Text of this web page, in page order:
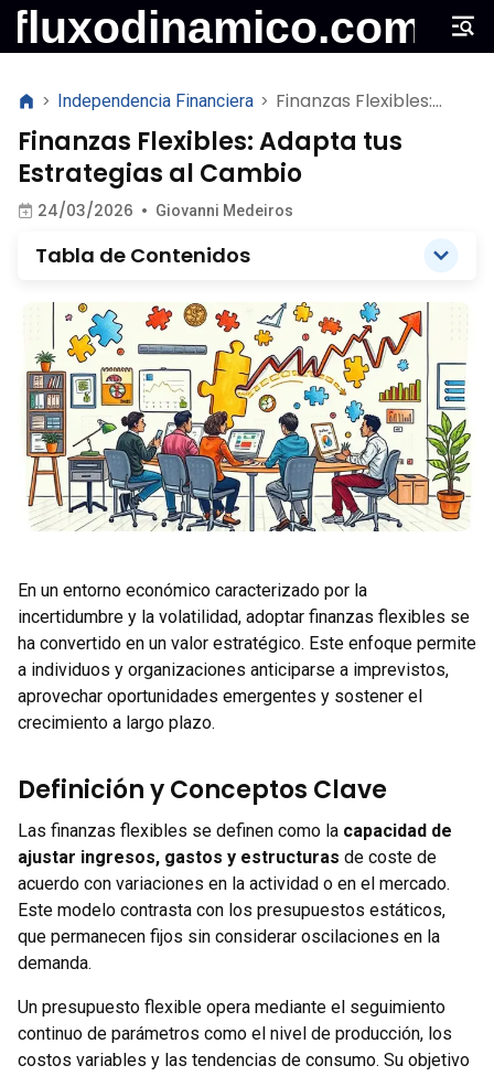
> Independencia Financiera > Finanzas Flexibles:
Adapta tus Estrategias
al Cambio
Finanzas Flexibles: Adapta tus
Estrategias al Cambio
24/03/2026 • Giovanni Medeiros
Tabla de Contenidos
En un entorno económico caracterizado por la
incertidumbre y la volatilidad, adoptar finanzas flexibles se
ha convertido en un valor estratégico. Este enfoque permite
a individuos y organizaciones anticiparse a imprevistos,
aprovechar oportunidades emergentes y sostener el
crecimiento a largo plazo.
Definición y Conceptos Clave
Las finanzas flexibles se definen como la capacidad de
ajustar ingresos, gastos y estructuras de coste de
acuerdo con variaciones en la actividad o en el mercado.
Este modelo contrasta con los presupuestos estáticos,
que permanecen fijos sin considerar oscilaciones en la
demanda.
Un presupuesto flexible opera mediante el seguimiento
continuo de parámetros como el nivel de producción, los
costos variables y las tendencias de consumo. Su objetivo